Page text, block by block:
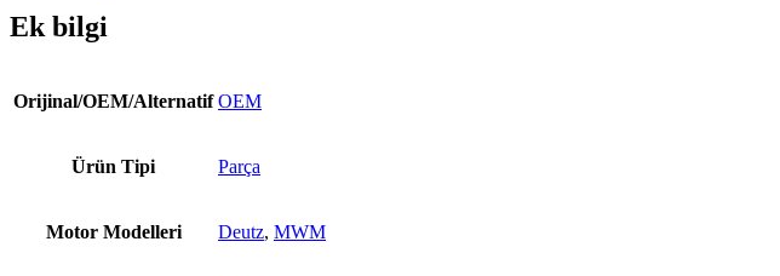
Ek bilgi
Orijinal/OEM/Alternatif OEM
Ürün Tipi Parça
Motor Modelleri Deutz, MWM